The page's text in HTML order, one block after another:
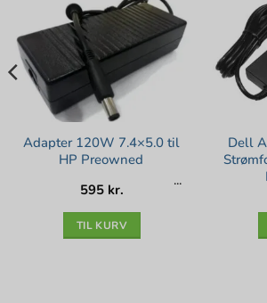
Adapter 120W 7.4×5.0 til
HP Preowned
595 kr.
TIL KURV
Dell